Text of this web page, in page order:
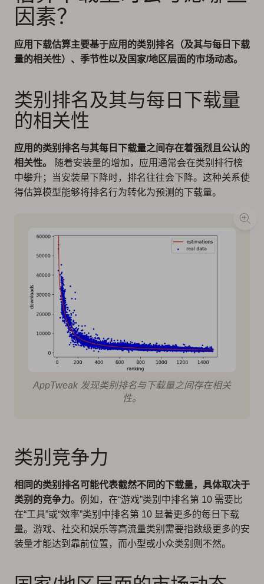
因素？
应用下载估算主要基于应用的类别排名（及其与每日下载
量的相关性）、季节性以及国家/地区层面的市场动态。
类别排名及其与每日下载量
的相关性
应用的类别排名与其每日下载量之间存在着强烈且公认的
相关性。
随着安装量的增加，应用通常会在类别排行榜
中攀升；当安装量下降时，排名往往会下降。这种关系使
得估算模型能够将排名行为转化为预测的下载量。
AppTweak 发现类别排名与下载量之间存在相关
性。
类别竞争力
相同的类别排名可能代表截然不同的下载量，具体取决于
类别的竞争力。例如，在“游戏”类别中排名第 10 需要比
在“工具”或“效率”类别中排名第 10 显著更多的每日下载
量。游戏、社交和娱乐等高流量类别需要指数级更多的安
装量才能达到靠前位置，而小型或小众类别则不然。